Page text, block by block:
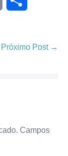
Próximo Post →
Campos